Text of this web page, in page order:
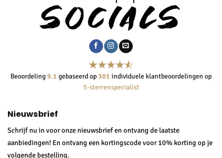
Beoordeling9.1 gebaseerd op 301 individuele klantbeoordelingen op
5-sterrenspecialist
Nieuwsbrief
Schrijf nu in voor onze nieuwsbrief en ontvang de laatste
aanbiedingen! En ontvang een kortingscode voor 10% korting op je
volgende bestelling.